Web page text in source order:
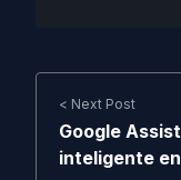
< Next Post
Google
inteligente